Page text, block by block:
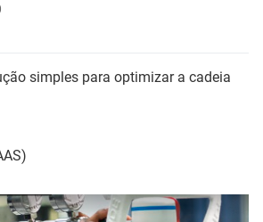
simples para optimizar a cadeia